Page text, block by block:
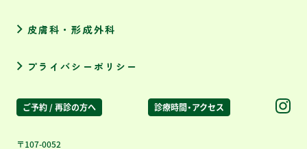
皮膚科・形成外科
プライバシーポリシー
ご予約 / 再診の方へ 診療時間・アクセス
〒107-0052